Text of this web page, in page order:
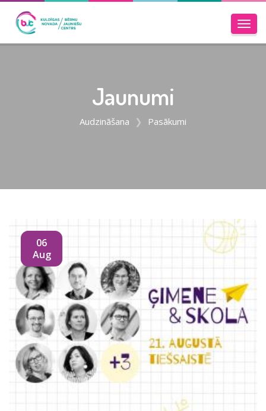
Jaunumi
Audzināšana Pasākumi
06
Aug